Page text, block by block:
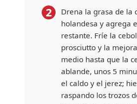
2
Drena la grasa de la
holandesa y agrega
restante. Fríe la
prosciutto y la
medio hasta que la
ablande, unos 5
el caldo y el jerez;
raspando los trozos